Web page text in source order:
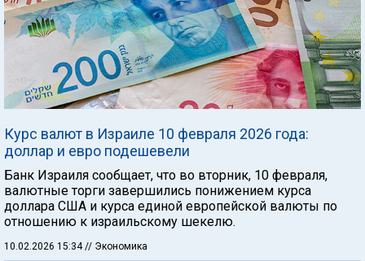
Курс валют в Израиле 10 февраля 2026 года:
доллар и евро подешевели
Банк Израиля сообщает, что во вторник, 10 февраля,
валютные торги завершились понижением курса
доллара США и курса единой европейской валюты по
отношению к израильскому шекелю.
10.02.2026 15:34// Экономика